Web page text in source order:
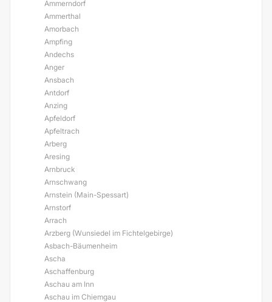
Ammerndorf
Ammerthal
Amorbach
Ampfing
Andechs
Anger
Ansbach
Antdorf
Anzing
Apfeldorf
Apfeltrach
Arberg
Aresing
Arnbruck
Arnschwang
Arnstein (Main-Spessart)
Arnstorf
Arrach
Arzberg (Wunsiedel im Fichtelgebirge)
Asbach-Bäumenheim
Ascha
Aschaffenburg
Aschau am Inn
Aschau im Chiemgau